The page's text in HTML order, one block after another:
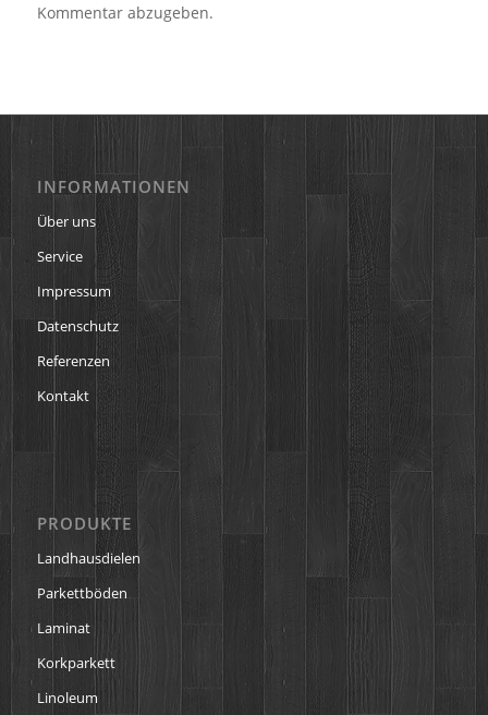
Kommentar abzugeben.
INFORMATIONEN
Über uns
Service
Impressum
Datenschutz
Referenzen
Kontakt
PRODUKTE
Landhausdielen
Parkettböden
Laminat
Korkparkett
Linoleum